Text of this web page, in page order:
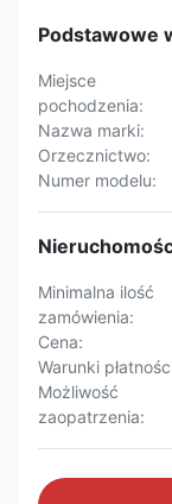
Podstawowe
Miejsce
pochodzenia:
Nazwa marki:
Orzecznictwo:
Numer modelu:
Minimalna ilość
zamówienia:
Cena:
Warunki
Możliwość
zaopatrzenia: